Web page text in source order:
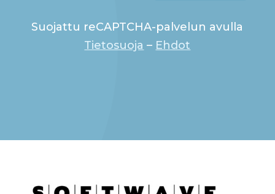
Suojattu reCAPTCHA-palvelun avulla
Tietosuoja – Ehdot